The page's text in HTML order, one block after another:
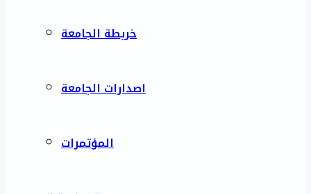
خريطة الجامعة
اصدارات الجامعة
المؤتمرات